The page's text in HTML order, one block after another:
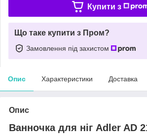
Купити з
Що таке купити з Пром?
Замовлення під захистом
Опис Характеристики Доставка
Опис
Ванночка для ніг Adler AD